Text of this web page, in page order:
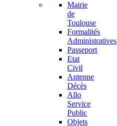
Mairie
de
Toulouse
Formalités
Administratives
Passeport
Etat
Civil
Antenne
Décès
Allo
Service
Public
Objets